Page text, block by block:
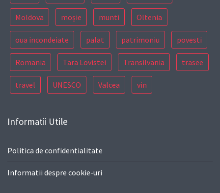
Moldova moșie munti Oltenia
oua incondeiate palat patrimoniu povesti
Romania Tara Lovistei Transilvania trasee
travel UNESCO Valcea vin
Informatii Utile
Politica de confidentialitate
Informatii despre cookie-uri